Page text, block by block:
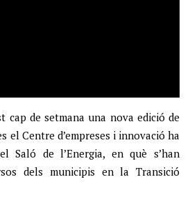
cap de setmana una nova edició de
el Centre d’empreses i innovació ha
Saló de l’Energia, en què s’han
dels municipis en la Transició